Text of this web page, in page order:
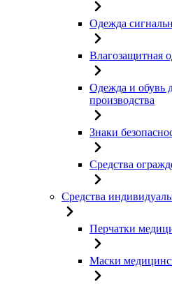
Одежда
Влагозащитная
Одежда и обувь
производства
Знаки
Средства
Средства
Перчатки
Маски